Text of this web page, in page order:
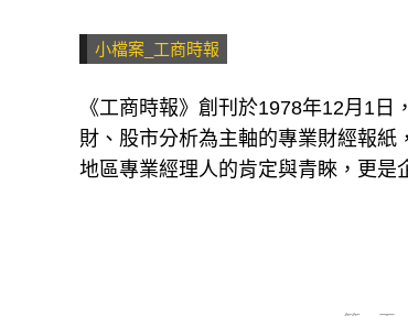
小檔案_工商時報
《工商時報》創刊於1978年12月1
財、股市分析為主軸的專業財經報
地區專業經理人的肯定與青睞，更是